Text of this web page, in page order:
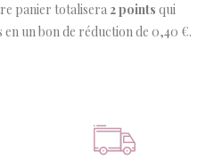
panier totalisera2points qui
un bon de réduction de 0,40 €.